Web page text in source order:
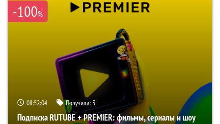
-100%
08:52:03 Получили: 3
Подписка RUTUBE + PREMIER: фильмы, сериалы и шоу